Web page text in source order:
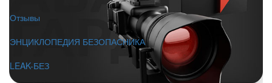
Отзывы
ЭНЦИКЛОПЕДИЯ БЕЗОПАСНИКА
LEAK-БЕЗ